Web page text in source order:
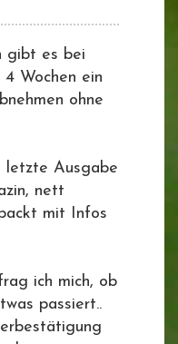
gibt es bei
4 Wochen ein
ohne
letzte Ausgabe
nett
mit Infos
ich mich, ob
passiert..